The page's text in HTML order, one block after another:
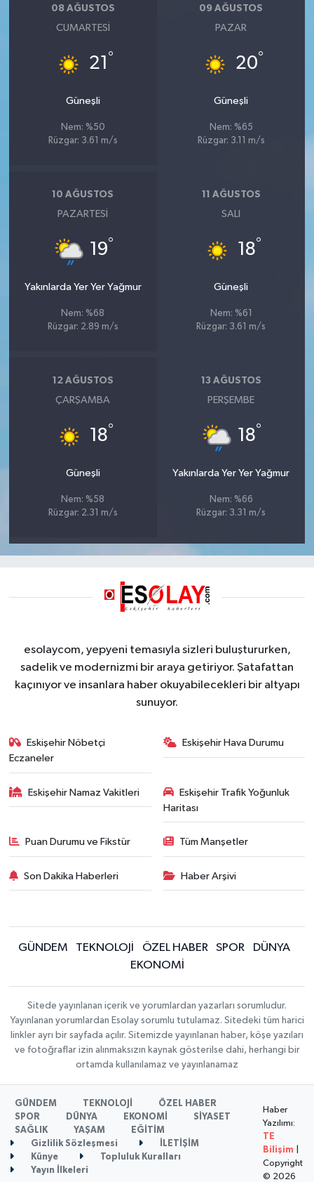
08 AĞUSTOS
CUMARTESI
21 °
Güneşli
Nem: %50
Rüzgar: 3.61 m/s
09 AĞUSTOS
PAZAR
20°
Güneşli
Nem: %65
Rüzgar: 3.11 m/s
10 AĞUSTOS
PAZARTESI
19°
Yakınlarda Yer Yer Yağmur
Nem: %68
Rüzgar: 2.89 m/s
11 AĞUSTOS
SALI
18°
Güneşli
Nem: %61
Rüzgar: 3.61 m/s
12 AĞUSTOS
ÇARŞAMBA
18°
Güneşli
Nem: %58
Rüzgar: 2.31 m/s
13 AĞUSTOS
PERŞEMBE
18°
Yakınlarda Yer Yer Yağmur
Nem: %66
Rüzgar: 3.31 m/s
esolaycom, yepyeni temasıyla sizleri buluştururken,
sadelik ve modernizmi bir araya getiriyor. Şatafattan
kaçınıyor ve insanlara haber okuyabilecekleri bir altyapı
sunuyor.
Eskişehir Nöbetçi
Eczaneler
Eskişehir Hava Durumu
Eskişehir Namaz Vakitleri
Eskişehir Trafik Yoğunluk
Haritası
Puan Durumu ve Fikstür Tüm Manşetler
Son Dakika Haberleri Haber Arşivi
GÜNDEM TEKNOLOJİ ÖZEL HABER SPOR
DÜNYA
EKONOMİ
Sitede yayınlanan içerik ve yorumlardan yazarları sorumludur.
Yayınlanan yorumlardan Esolay sorumlu tutulamaz. Sitedeki tüm harici
linkler ayrı bir sayfada açılır. Sitemizde yayınlanan haber, köşe yazıları
ve fotoğraflar izin alınmaksızın kaynak gösterilse dahi, herhangi bir
ortamda kullanılamaz ve yayınlanamaz
GÜNDEM TEKNOLOJİ
ÖZEL HABER
SPOR
DÜNYA EKONOMİ
SİYASET
SAĞLIK
YAŞAM
EĞİTİM
Gizlilik Sözleşmesi
İLETİŞİM
Künye
Topluluk Kuralları
Yayın İlkeleri
Haber
Yazılımı:
TE
Bilişim
Copyright
© 2026